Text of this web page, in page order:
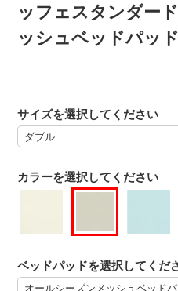
ッフェスタンダー
ッシュベッドパッド
カラーを選択してください
サイズを選択してください
ベッドパッドを選択してくだ